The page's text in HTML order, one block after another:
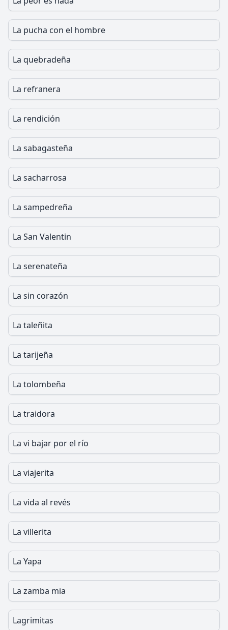
La pucha con el hombre
La quebradeña
La refranera
La rendición
La sabagasteña
La sacharrosa
La sampedreña
La San Valentin
La serenateña
La sin corazón
La taleñita
La tarijeña
La tolombeña
La traidora
La vi bajar por el río
La viajerita
La vida al revés
La villerita
La Yapa
La zamba mia
Lagrimitas